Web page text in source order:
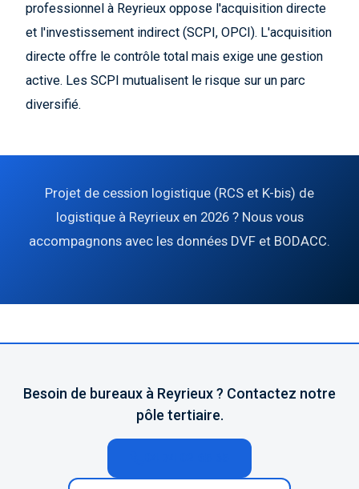
professionnel à Reyrieux oppose l'acquisition directe
et l'investissement indirect (SCPI, OPCI). L'acquisition
directe offre le contrôle total mais exige une gestion
active. Les SCPI mutualisent le risque sur un parc
diversifié.
Projet de cession logistique (RCS et K-bis) de
logistique à Reyrieux en 2026 ? Nous vous
accompagnons avec les données DVF et BODACC.
Besoin de bureaux à Reyrieux ? Contactez notre
pôle tertiaire.